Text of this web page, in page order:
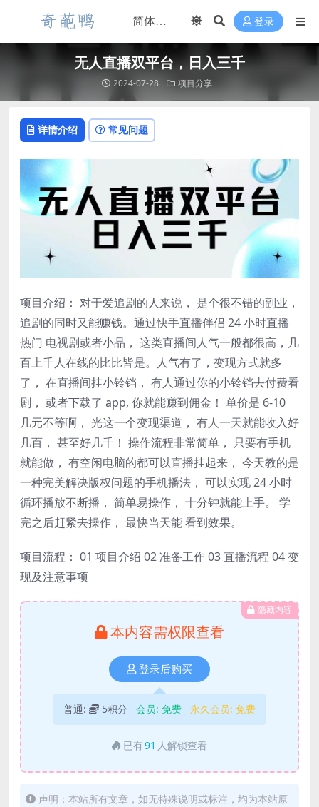
登录
无人直播双平台，日入三千
2024-07-28 项目分享
详情介绍 常见问题
项目介绍： 对于爱追剧的人来说， 是个很不错的副业，
追剧的同时又能赚钱。通过快手直播伴侣 24 小时直播
热门 电视剧或者小品， 这类直播间人气一般都很高，几
百上千人在线的比比皆是。人气有了，变现方式就多
了， 在直播间挂小铃铛， 有人通过你的小铃铛去付费看
剧， 或者下载了 app, 你就能赚到佣金！ 单价是 6-10
几元不等啊， 光这一个变现渠道， 有人一天就能收入好
几百， 甚至好几千！ 操作流程非常简单， 只要有手机
就能做， 有空闲电脑的都可以直播挂起来， 今天教的是
一种完美解决版权问题的手机播法， 可以实现 24 小时
循环播放不断播， 简单易操作， 十分钟就能上手。 学
完之后赶紧去操作， 最快当天能 看到效果。
项目流程： 01 项目介绍 02 准备工作 03 直播流程 04 变
现及注意事项
隐藏内容
本内容需权限查看
登录后购买
普通: 5积分 会员: 免费 永久会员: 免费
已有91 人解锁查看
声明：本站所有文章，如无特殊说明或标注，均为本站原